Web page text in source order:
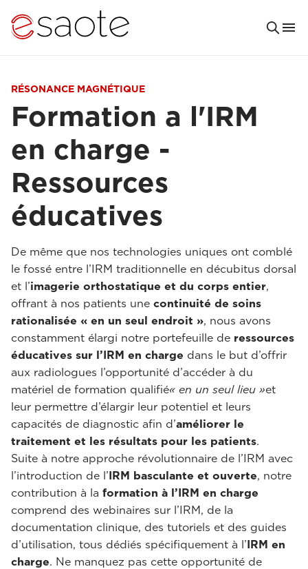
RÉSONANCE MAGNÉTIQUE
Formation a l'IRM
en charge -
Ressources
éducatives
De même que nos technologies uniques ont comblé
le fossé entre l’IRM traditionnelle en décubitus dorsal
et l’imagerie orthostatique et du corps entier,
offrant à nos patients une continuité de soins
rationalisée « en un seul endroit », nous avons
constamment élargi notre portefeuille de ressources
éducatives sur l’IRM en charge dans le but d’offrir
aux radiologues l’opportunité d’accéder à du
matériel de formation qualifié« en un seul lieu »et
leur permettre d’élargir leur potentiel et leurs
capacités de diagnostic afin d’améliorer le
traitement et les résultats pour les patients.
Suite à notre approche révolutionnaire de l’IRM avec
l’introduction de l’IRM basculante et ouverte, notre
contribution à la formation à l’IRM en charge
comprend des webinaires sur l’IRM, de la
documentation clinique, des tutoriels et des guides
d’utilisation, tous dédiés spécifiquement à l’IRM en
charge. Ne manquez pas cette opportunité de